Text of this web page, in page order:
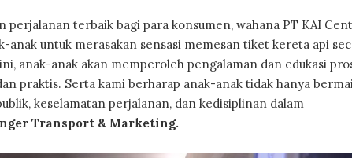
terbaik bagi para konsumen, wahana PT KAI
untuk merasakan sensasi memesan tiket kereta api
anak-anak akan memperoleh pengalaman dan edukasi
praktis. Serta kami berharap anak-anak tidak hanya
keselamatan perjalanan, dan kedisiplinan dalam
Transport & Marketing.